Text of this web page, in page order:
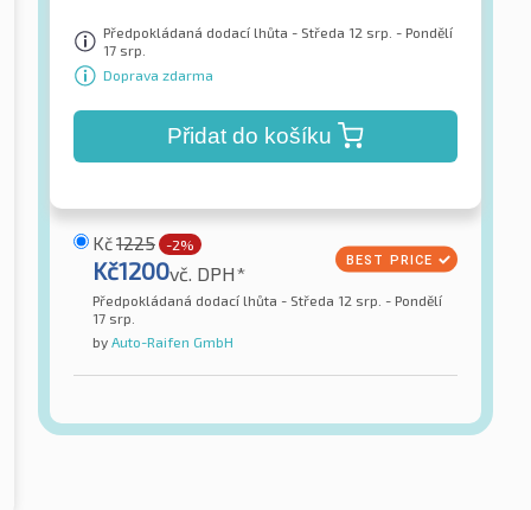
Předpokládaná dodací lhůta - Středa 12 srp. - Pondělí
17 srp.
Doprava zdarma
Přidat do košíku
Kč1225 -2%
Kč1200vč. DPH*
Předpokládaná dodací lhůta - Středa 12 srp. - Pondělí
17 srp.
by Auto-Raifen GmbH